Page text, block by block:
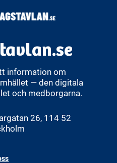
skickat in din ansökan kan
Blir du godkänd får du ett
medborgare innebär att
information om
— den digitala
och medborgarna.
26, 114 52